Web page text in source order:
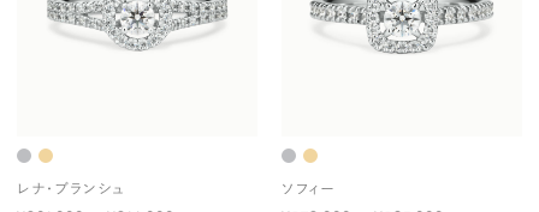
レナ・ブランシュ
ソフィー